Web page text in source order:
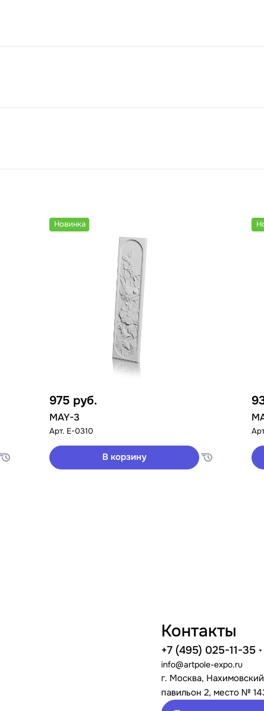
Новинка
975 руб.
MAY-3
Арт. E-0310
В корзину
Контакты
+7 (495) 025-11-35
info@artpole-expo.ru
г. Москва,
павильон 2, место №